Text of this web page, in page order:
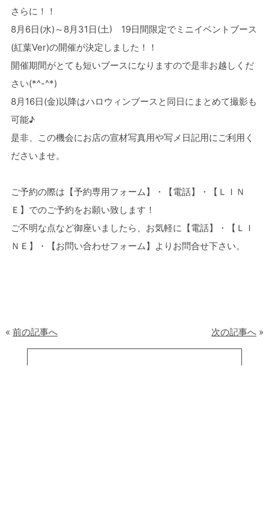
さらに！！
8月6日(水)～8月31日(土) 19日間限定でミニイベントブース
(紅葉Ver)の開催が決定しました！！
開催期間がとても短いブースになりますので是非お越しくだ
さい(*^-^*)
8月16日(金)以降はハロウィンブースと同日にまとめて撮影も
可能♪
是非、この機会にお店の宣材写真用や写メ日記用にご利用く
ださいませ。
ご予約の際は【予約専用フォーム】・【電話】・【ＬＩＮ
Ｅ】でのご予約をお願い致します！
ご不明な点など御座いましたら、お気軽に【電話】・【ＬＩ
ＮＥ】・【お問い合わせフォーム】よりお問合せ下さい。
« 前の記事へ 次の記事へ »